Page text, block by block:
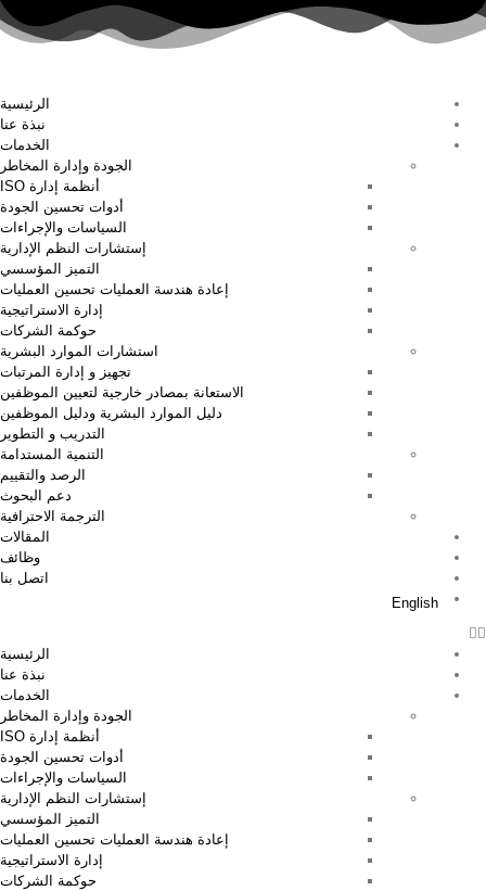
الرئيسية
نبذة عنا
الخدمات
الجودة وإدارة المخاطر
أنظمة إدارة ISO
أدوات تحسين الجودة
السياسات والإجراءات
إستشارات النظم الإدارية
التميز المؤسسي
إعادة هندسة العمليات تحسين العمليات
إدارة الاستراتيجية
حوكمة الشركات
استشارات الموارد البشرية
تجهيز و إدارة المرتبات
الاستعانة بمصادر خارجية لتعيين الموظفين
دليل الموارد البشرية ودليل الموظفين
التدريب و التطوير
التنمية المستدامة
الرصد والتقييم
دعم البحوث
الترجمة الاحترافية
المقالات
وظائف
اتصل بنا
English
الرئيسية
نبذة عنا
الخدمات
الجودة وإدارة المخاطر
أنظمة إدارة ISO
أدوات تحسين الجودة
السياسات والإجراءات
إستشارات النظم الإدارية
التميز المؤسسي
إعادة هندسة العمليات تحسين العمليات
إدارة الاستراتيجية
حوكمة الشركات